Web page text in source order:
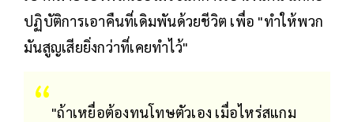
ปฏิบัติการเอาคืนที่เดิมพันด้วยชีวิต เพื่อ "ทำให้พวก
มันสูญเสียยิ่งกว่าที่เคยทำไว้"
"ถ้าเหยื่อต้องทนโทษตัวเอง เมื่อไหร่สแกม